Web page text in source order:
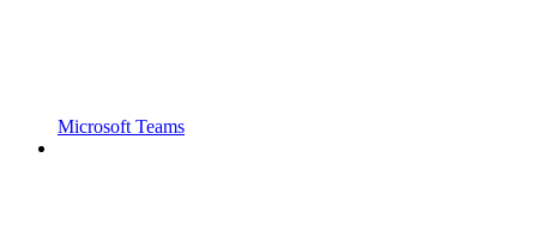
Microsoft Teams